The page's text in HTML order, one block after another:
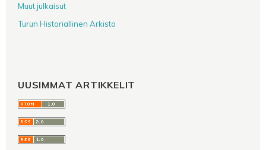
Muut julkaisut
Turun Historiallinen Arkisto
UUSIMMAT ARTIKKELIT